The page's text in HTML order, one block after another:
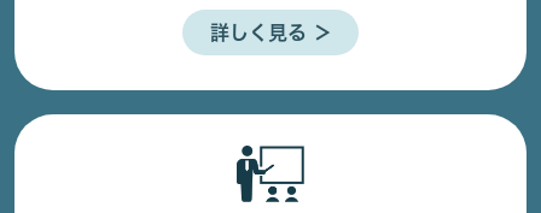
詳しく見る ＞